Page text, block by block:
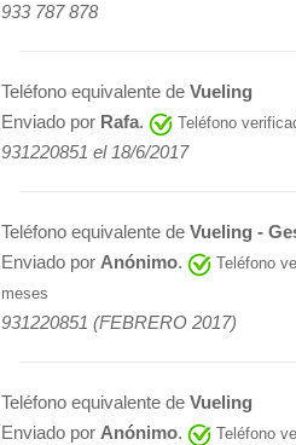
933 787 878
Teléfono equivalente de Vueling
Enviado por Rafa. Teléfono
931220851 el 18/6/2017
Teléfono equivalente de Vueling -
Enviado por Anónimo.
Teléfono
meses
931220851 (FEBRERO 2017)
Teléfono equivalente de Vueling
Enviado por Anónimo.
Teléfono